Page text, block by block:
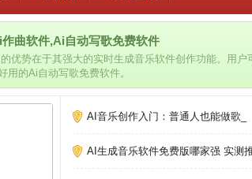
曲软件,Ai自动写歌免费软件
优势在于其强大的实时生成音乐软件创作功能。用户
用的Ai自动写歌免费软件。
AI音乐创作入门：普通人也能做歌_
AI生成音乐软件免费版哪家强 实测